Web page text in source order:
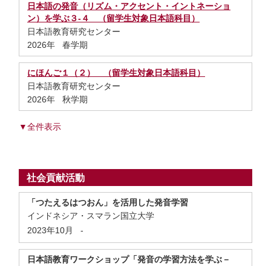
日本語の発音（リズム・アクセント・イントネーショ
ン）を学ぶ３-４ （留学生対象日本語科目）
日本語教育研究センター
2026年 春学期
にほんご１（２） （留学生対象日本語科目）
日本語教育研究センター
2026年 秋学期
▼全件表示
社会貢献活動
「つたえるはつおん」を活用した発音学習
インドネシア・スマラン国立大学
2023年10月
-
日本語教育ワークショップ「発音の学習方法を学ぶ－